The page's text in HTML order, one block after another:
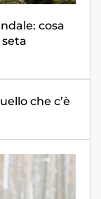
cosa
che c’è